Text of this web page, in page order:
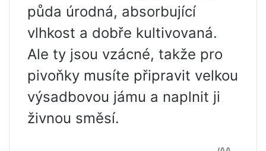
půda úrodná, absorbující
vlhkost a dobře kultivovaná.
Ale ty jsou vzácné, takže pro
pivoňky musíte připravit velkou
výsadbovou jámu a naplnit ji
živnou směsí.